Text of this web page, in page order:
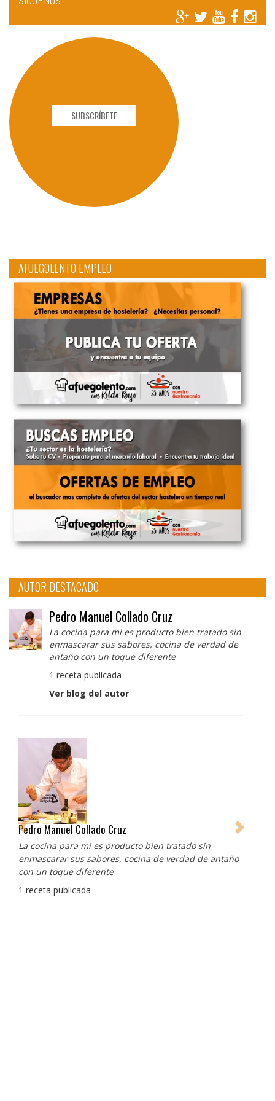
SUBSCRÍBETE
AFUEGOLENTO EMPLEO
AUTOR DESTACADO
Pedro Manuel Collado Cruz
La cocina para mi es producto bien tratado sin
enmascarar sus sabores, cocina de verdad de
antaño con un toque diferente
1 receta publicada
Ver blog del autor
Pedro Manuel Collado Cruz
La cocina para mi es producto bien tratado sin
enmascarar sus sabores, cocina de verdad de antaño
con un toque diferente
1 receta publicada